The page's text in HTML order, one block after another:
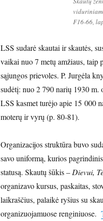
F16-66,
LSS sudarė skautai ir skautės,
vaikai nuo 7 metų amžiaus, taip
sąjungos prievoles. P. Jurgėla
sudėtį: nuo 2 790 narių 1930
LSS kasmet turėjo apie 15 000
moterų ir vyrų (p. 80-81).
Organizacijos struktūra buvo
savo uniformą, kurios
statusą. Skautų šūkis – Dievui,
organizavo kursus, paskaitas,
laikraščius, palaikė ryšius su
organizuojamuose renginiuose.